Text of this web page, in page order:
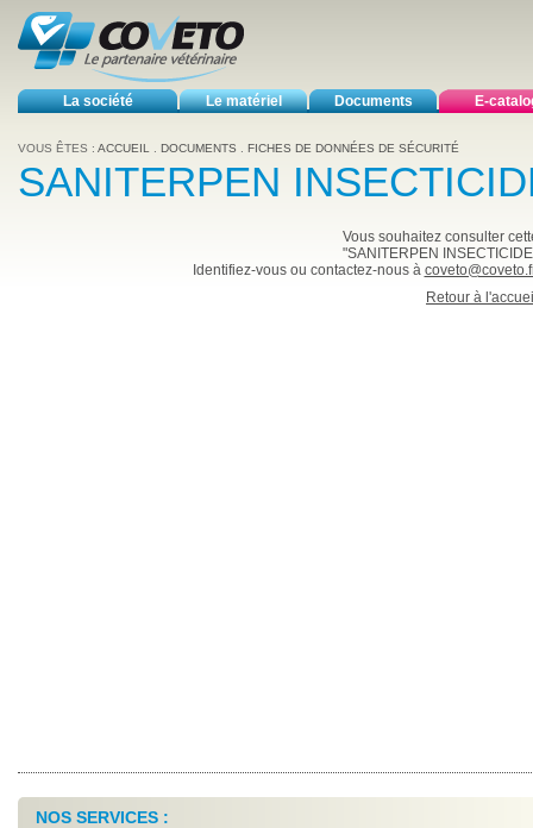
La société Le matériel Documents E-
VOUS ÊTES : ACCUEIL DOCUMENTS FICHES DE DONNÉES DE SÉCURITÉ
SANITERPEN
Vous souhaitez consulter
"SANITERPEN
Identifiez-vous ou contactez-nous à
Retour à
NOS SERVICES :